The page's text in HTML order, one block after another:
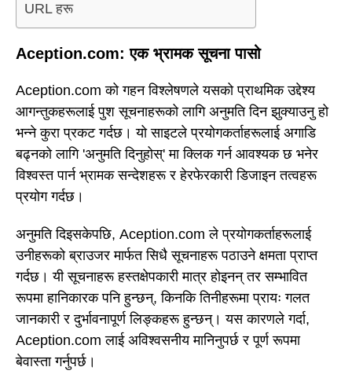
URL हरू
Aception.com: एक भ्रामक सूचना पासो
Aception.com को गहन विश्लेषणले यसको प्राथमिक उद्देश्य
आगन्तुकहरूलाई पुश सूचनाहरूको लागि अनुमति दिन झुक्याउनु हो
भन्ने कुरा प्रकट गर्दछ। यो साइटले प्रयोगकर्ताहरूलाई अगाडि
बढ्नको लागि 'अनुमति दिनुहोस्' मा क्लिक गर्न आवश्यक छ भनेर
विश्वस्त पार्न भ्रामक सन्देशहरू र हेरफेरकारी डिजाइन तत्वहरू
प्रयोग गर्दछ।
अनुमति दिइसकेपछि, Aception.com ले प्रयोगकर्ताहरूलाई
उनीहरूको ब्राउजर मार्फत सिधै सूचनाहरू पठाउने क्षमता प्राप्त
गर्दछ। यी सूचनाहरू हस्तक्षेपकारी मात्र होइनन् तर सम्भावित
रूपमा हानिकारक पनि हुन्छन्, किनकि तिनीहरूमा प्रायः गलत
जानकारी र दुर्भावनापूर्ण लिङ्कहरू हुन्छन्। यस कारणले गर्दा,
Aception.com लाई अविश्वसनीय मानिनुपर्छ र पूर्ण रूपमा
बेवास्ता गर्नुपर्छ।